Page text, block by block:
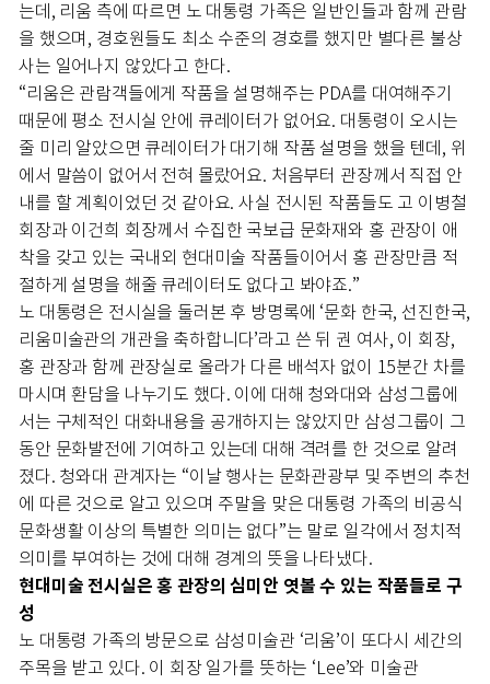
는데, 리움 측에 따르면 노 대통령 가족은 일반인들과 함께 관람
을 했으며, 경호원들도 최소 수준의 경호를 했지만 별다른 불상
사는 일어나지 않았다고 한다.
“리움은 관람객들에게 작품을 설명해주는 PDA를 대여해주기
때문에 평소 전시실 안에 큐레이터가 없어요. 대통령이 오시는
줄 미리 알았으면 큐레이터가 대기해 작품 설명을 했을 텐데, 위
에서 말씀이 없어서 전혀 몰랐어요. 처음부터 관장께서 직접 안
내를 할 계획이었던 것 같아요. 사실 전시된 작품들도 고 이병철
회장과 이건희 회장께서 수집한 국보급 문화재와 홍 관장이 애
착을 갖고 있는 국내외 현대미술 작품들이어서 홍 관장만큼 적
절하게 설명을 해줄 큐레이터도 없다고 봐야죠.”
노 대통령은 전시실을 둘러본 후 방명록에 ‘문화 한국, 선진한국,
리움미술관의 개관을 축하합니다’라고 쓴 뒤 권 여사, 이 회장,
홍 관장과 함께 관장실로 올라가 다른 배석자 없이 15분간 차를
마시며 환담을 나누기도 했다. 이에 대해 청와대와 삼성그룹에
서는 구체적인 대화내용을 공개하지는 않았지만 삼성그룹이 그
동안 문화발전에 기여하고 있는데 대해 격려를 한 것으로 알려
졌다. 청와대 관계자는 “이날 행사는 문화관광부 및 주변의 추천
에 따른 것으로 알고 있으며 주말을 맞은 대통령 가족의 비공식
문화생활 이상의 특별한 의미는 없다”는 말로 일각에서 정치적
의미를 부여하는 것에 대해 경계의 뜻을 나타냈다.
현대미술 전시실은 홍 관장의 심미안 엿볼 수 있는 작품들로 구
성
노 대통령 가족의 방문으로 삼성미술관 ‘리움’이 또다시 세간의
주목을 받고 있다. 이 회장 일가를 뜻하는 ‘Lee’와 미술관